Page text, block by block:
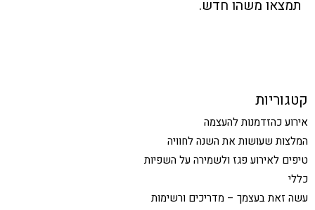
קטגוריות
אירוע כהזדמנות להעצמה
המלצות שעושות את השנה לחוויה
טיפים לאירוע פגז ולשמירה על השפיות
כללי
עשה זאת בעצמך – מדריכים ורשימות
תמצאו משהו חדש.